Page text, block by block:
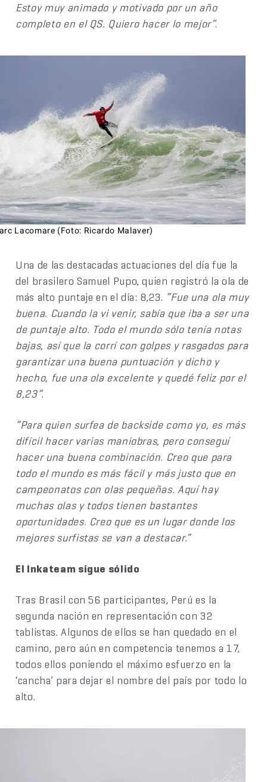
Estoy muy animado y motivado por un año
completo en el QS. Quiero hacer lo mejor”.
Lacomare (Foto: Ricardo Malaver)
Una de las destacadas actuaciones del día fue la
del brasilero Samuel Pupo, quien registró la ola de
más alto puntaje en el día: 8,23. “Fue una ola muy
buena. Cuando la vi venir, sabía que iba a ser una
de puntaje alto. Todo el mundo sólo tenía notas
bajas, así que la corrí con golpes y rasgados para
garantizar una buena puntuación y dicho y
hecho, fue una ola excelente y quedé feliz por el
8,23”.
“Para quien surfea de backside como yo, es más
difícil hacer varias maniobras, pero conseguí
hacer una buena combinación. Creo que para
todo el mundo es más fácil y más justo que en
campeonatos con olas pequeñas. Aquí hay
muchas olas y todos tienen bastantes
oportunidades. Creo que es un lugar donde los
mejores surfistas se van a destacar.”
El Inkateam sigue sólido
Tras Brasil con 56 participantes, Perú es la
segunda nación en representación con 32
tablistas. Algunos de ellos se han quedado en el
camino, pero aún en competencia tenemos a 17,
todos ellos poniendo el máximo esfuerzo en la
‘cancha’ para dejar el nombre del país por todo lo
alto.